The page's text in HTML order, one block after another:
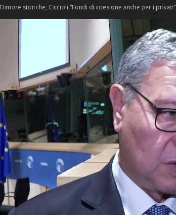
Dimore storiche, Ciccioli “Fondi di coesione anche per i privati”